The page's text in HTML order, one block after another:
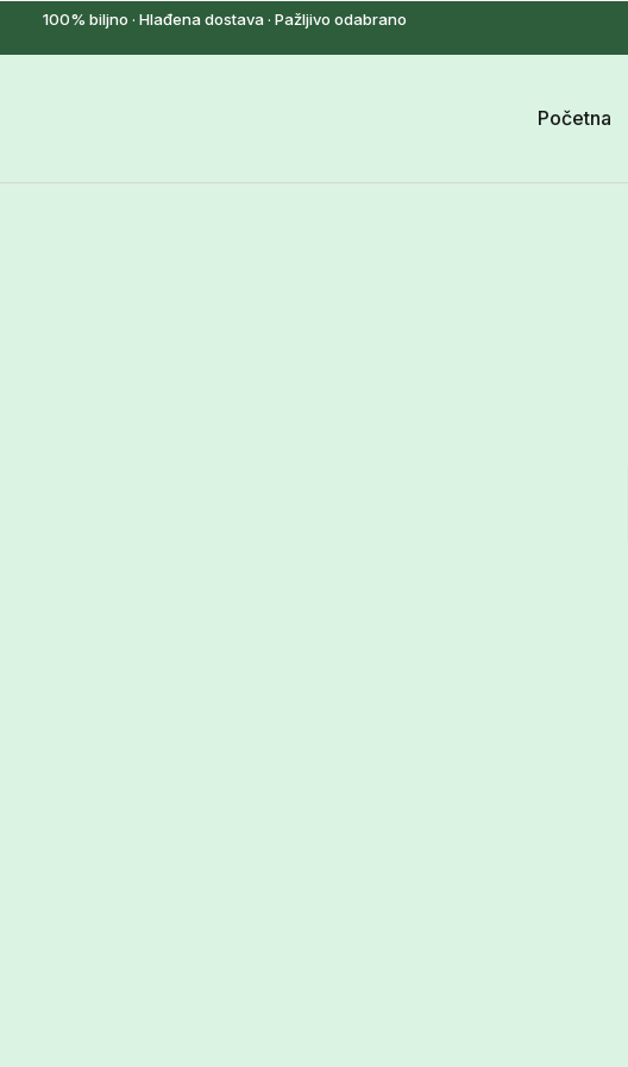
100% biljno · Hlađena dostava · Pažljivo odabrano
Početna